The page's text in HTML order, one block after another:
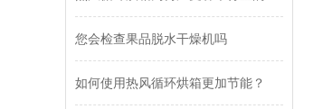
您会检查果品脱水干燥机吗
如何使用热风循环烘箱更加节能？